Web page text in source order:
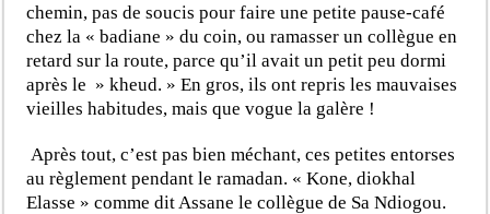
chemin, pas de soucis pour faire une petite pause-café
chez la « badiane » du coin, ou ramasser un collègue en
retard sur la route, parce qu’il avait un petit peu dormi
après le » kheud. » En gros, ils ont repris les mauvaises
vieilles habitudes, mais que vogue la galère !
Après tout, c’est pas bien méchant, ces petites entorses
au règlement pendant le ramadan. « Kone, diokhal
Elasse » comme dit Assane le collègue de Sa Ndiogou.